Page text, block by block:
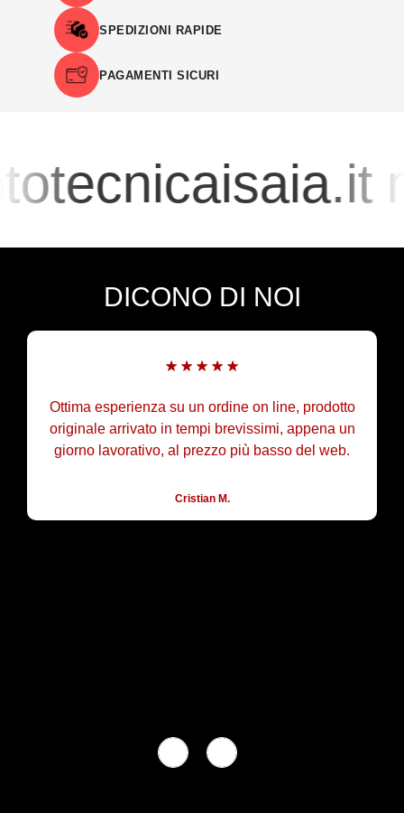
SPEDIZIONI RAPIDE
PAGAMENTI SICURI
DICONO DI NOI
Ottima esperienza su un ordine on line, prodotto
originale arrivato in tempi brevissimi, appena un
giorno lavorativo, al prezzo più basso del web.
Cristian M.